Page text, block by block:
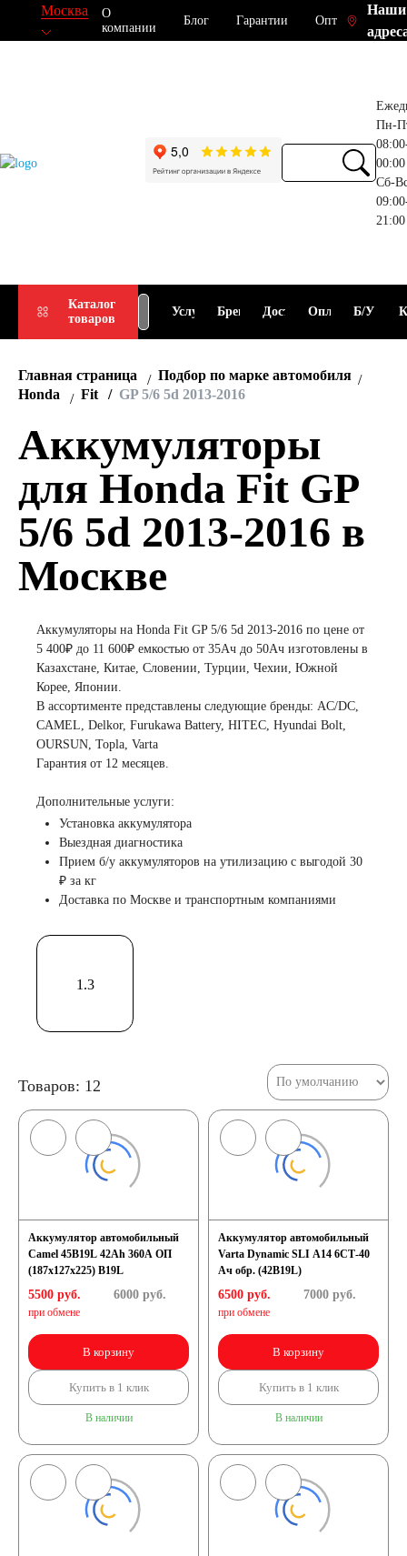
Москва
О
компании
Блог Гарантии Опт
Наши
Пн-
00:00
Сб-
21:00
Каталог
товаров
Подбор
АКБ
Услуги Бренды ДоставкаОплата Б/У
Главная страница
Подбор по марке автомобиля
Honda
Fit GP 5/6 5d 2013-2016
Аккумуляторы
для Honda Fit GP
5/6 5d 2013-2016 в
Москве
Аккумуляторы на Honda Fit GP 5/6 5d 2013-2016 по цене от
5 400₽ до 11 600₽ емкостью от 35Ач до 50Ач изготовлены в
Казахстане, Китае, Словении, Турции, Чехии, Южной
Корее, Японии.
В ассортименте представлены следующие бренды: AC/DC,
CAMEL, Delkor, Furukawa Battery, HITEC, Hyundai Bolt,
OURSUN, Topla, Varta
Гарантия от 12 месяцев.
Дополнительные услуги:
Установка аккумулятора
Выездная диагностика
Прием б/у аккумуляторов на утилизацию с выгодой 30
₽ за кг
Доставка по Москве и транспортным компаниями
1.3
Товаров: 12
Аккумулятор автомобильный
Camel 45B19L 42Ah 360A ОП
(187х127х225) B19L
5500 руб.
при обмене
6000руб.
В корзину
Купить в 1 клик
В наличии
Аккумулятор автомобильный
Varta Dynamic SLI A14 6СТ-40
Ач обр. (42B19L)
6500 руб.
при обмене
7000руб.
В корзину
Купить в 1 клик
В наличии